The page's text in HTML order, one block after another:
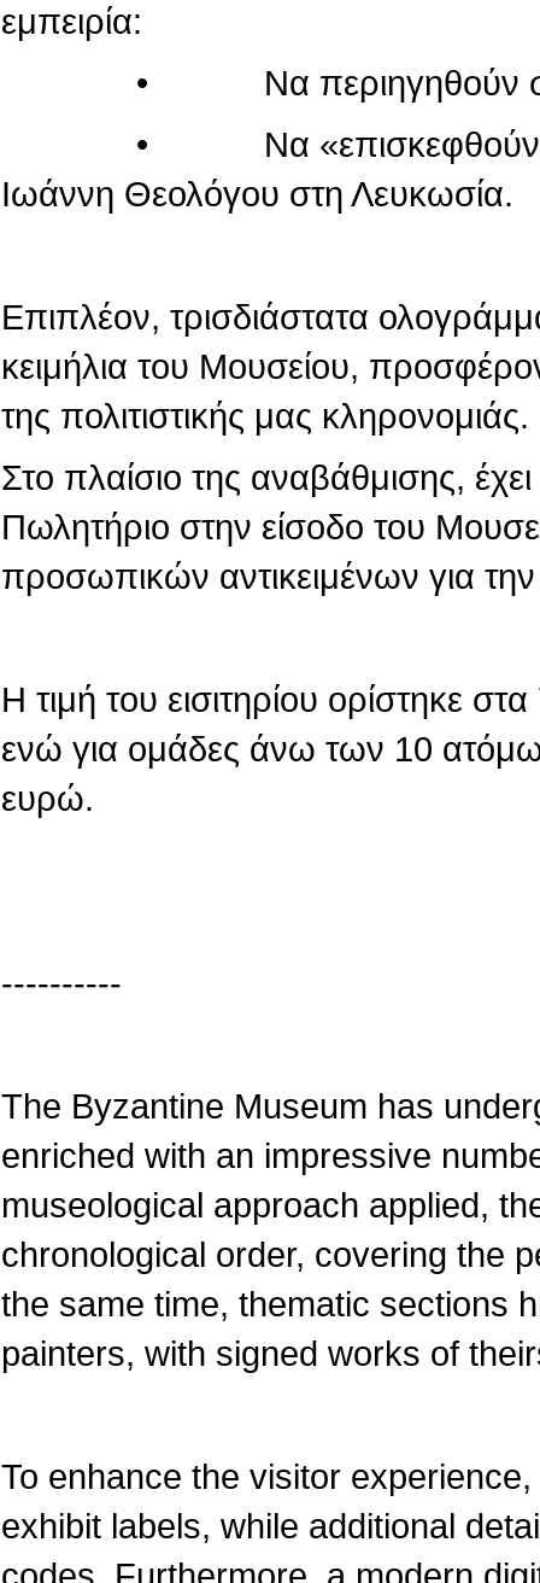
εμπειρία:
• Να περιηγηθούν στον
• Να «επισκεφθούν» τον
Ιωάννη Θεολόγου στη Λευκωσία.
Επιπλέον, τρισδιάστατα
κειμήλια του Μουσείου,
της πολιτιστικής μας κληρονομιάς.
Στο πλαίσιο της αναβάθμισης,
Πωλητήριο στην είσοδο του
προσωπικών αντικειμένων για
Η τιμή του εισιτηρίου ορίστηκε
ενώ για ομάδες άνω των 10
ευρώ.
----------
The Byzantine Museum has
enriched with an impressive
museological approach applied,
chronological order, covering the
the same time, thematic sections
painters, with signed works of
To enhance the visitor
exhibit labels, while additional